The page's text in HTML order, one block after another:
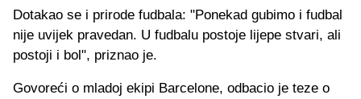
Dotakao se i prirode fudbala: "Ponekad gubimo i fudbal
nije uvijek pravedan. U fudbalu postoje lijepe stvari, ali
postoji i bol", priznao je.
Govoreći o mladoj ekipi Barcelone, odbacio je teze o